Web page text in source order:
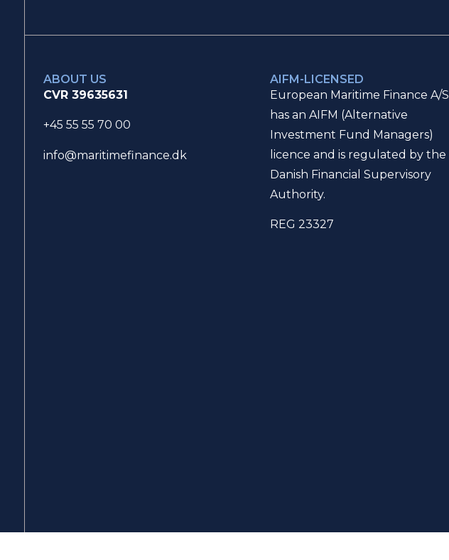
ABOUT US
CVR 39635631
+45 55 55 70 00
info@maritimefinance.dk
AIFM-LICENSED
European Maritime Finance A/S
has an AIFM (Alternative
Investment Fund Managers)
licence and is regulated by the
Danish Financial Supervisory
Authority.
REG 23327